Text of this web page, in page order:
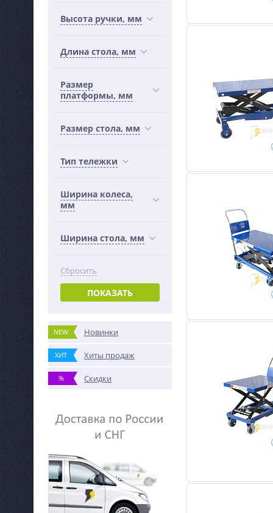
Высота ручки, мм
Длина стола, мм
Размер
платформы, мм
Размер стола, мм
Тип тележки
Ширина колеса,
мм
Ширина стола, мм
Сбросить
ПОКАЗАТЬ
NEW Новинки
ХИТ Хиты продаж
% Скидки